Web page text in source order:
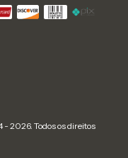
2026. Todos os direitos